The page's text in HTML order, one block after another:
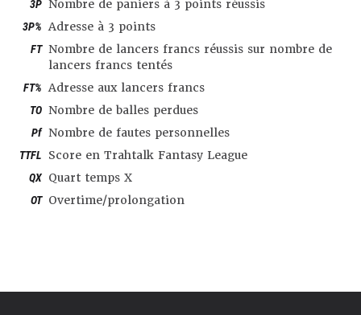
3P Nombre de paniers à 3 points réussis
3P% Adresse à 3 points
FT Nombre de lancers francs réussis sur nombre de
lancers francs tentés
FT% Adresse aux lancers francs
TO Nombre de balles perdues
Pf Nombre de fautes personnelles
TTFL Score en Trahtalk Fantasy League
QX Quart temps X
OT Overtime/prolongation